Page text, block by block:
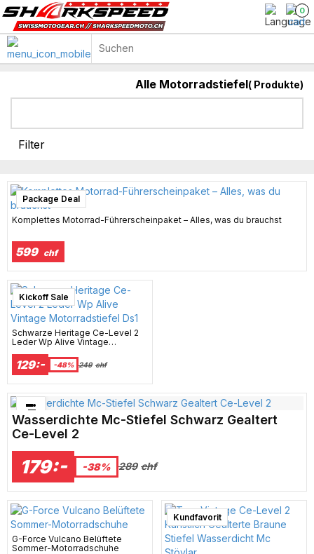
0
Alle Motorradstiefel( Produkte)
Filter
Package Deal
Komplettes Motorrad-Führerscheinpaket – Alles, was du brauchst
599 chf
Kickoff Sale
Schwarze Heritage Ce-Level 2
Leder Wp Alive Vintage
Motorradstiefel Ds1
129:- -48% 249 chf
Bästsäljare just nu!
Wasserdichte Mc-Stiefel Schwarz Gealtert
Ce-Level 2
179:- -38% 289 chf
G-Force Vulcano Belüftete
Sommer-Motorradschuhe
Surprise
Kundfavorit